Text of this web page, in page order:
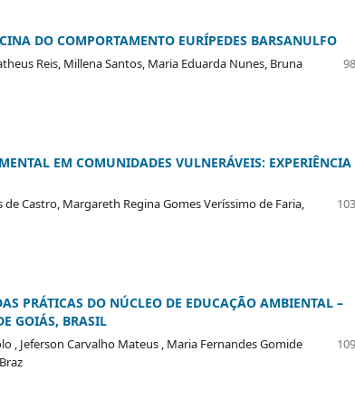
DO COMPORTAMENTO EURÍPEDES BARSANULFO
Reis, Millena Santos, Maria Eduarda Nunes, Bruna
EM COMUNIDADES VULNERÁVEIS:
Castro, Margareth Regina Gomes Veríssimo de Faria,
PRÁTICAS DO NÚCLEO DE EDUCAÇÃO AMBIENTAL –
GOIÁS, BRASIL
, Jeferson Carvalho Mateus , Maria Fernandes Gomide